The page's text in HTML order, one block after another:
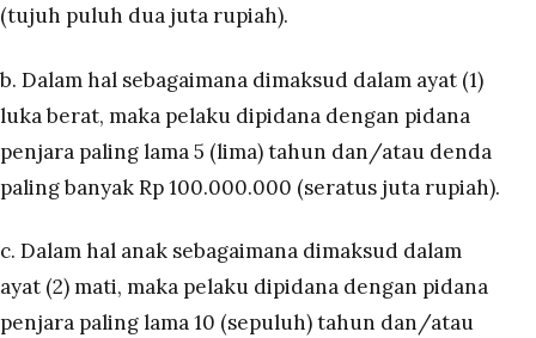
(tujuh puluh dua juta rupiah).
b. Dalam hal sebagaimana dimaksud dalam ayat (1)
luka berat, maka pelaku dipidana dengan pidana
penjara paling lama 5 (lima) tahun dan/atau denda
paling banyak Rp 100.000.000 (seratus juta rupiah).
c. Dalam hal anak sebagaimana dimaksud dalam
ayat (2) mati, maka pelaku dipidana dengan pidana
penjara paling lama 10 (sepuluh) tahun dan/atau